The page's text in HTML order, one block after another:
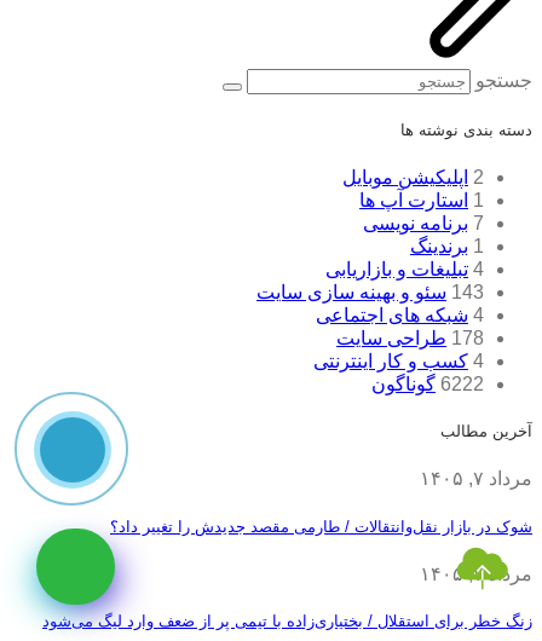
جستجو
دسته بندی نوشته ها
2 اپلیکیشن موبایل
1 استارت آپ ها
7 برنامه نویسی
1 برندینگ
4 تبلیغات و بازاریابی
143 سئو و بهینه سازی سایت
4 شبکه های اجتماعی
178 طراحی سایت
4 کسب و کار اینترنتی
6222 گوناگون
آخرین مطالب
مرداد ۷, ۱۴۰۵
شوک در بازار نقل‌وانتقالات / طارمی مقصد جدیدش را تغییر داد؟
مرداد ۷, ۱۴۰۵
زنگ خطر برای استقلال / بختیاری‌زاده با تیمی پر از ضعف وارد لیگ می‌شود